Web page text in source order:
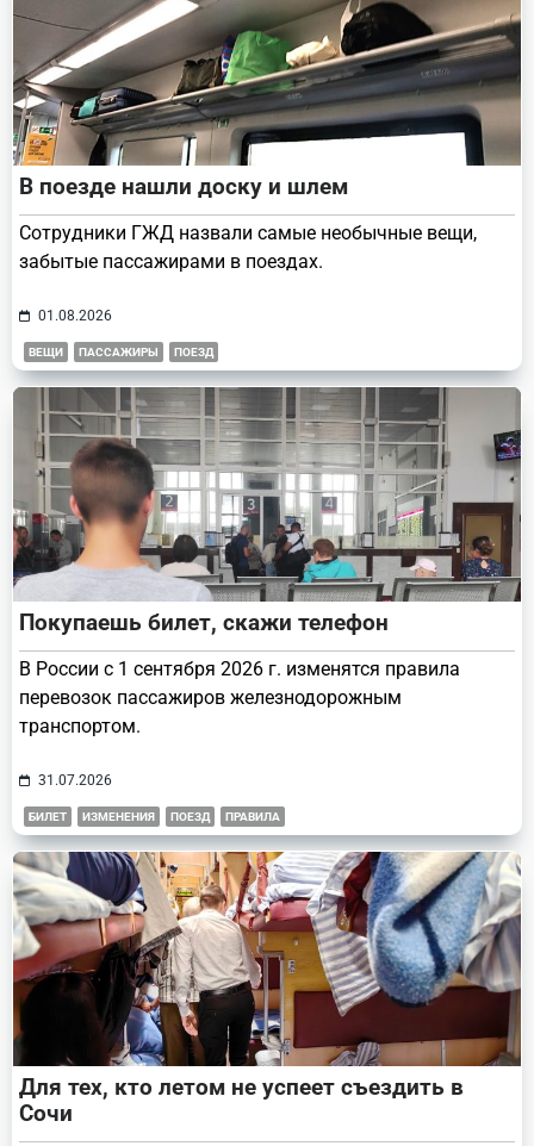
В поезде нашли доску и шлем
Сотрудники ГЖД назвали самые необычные вещи,
забытые пассажирами в поездах.
01.08.2026
ВЕЩИ ПАССАЖИРЫ ПОЕЗД
Покупаешь билет, скажи телефон
В России с 1 сентября 2026 г. изменятся правила
перевозок пассажиров железнодорожным
транспортом.
31.07.2026
БИЛЕТ ИЗМЕНЕНИЯ ПОЕЗД ПРАВИЛА
Для тех, кто летом не успеет съездить в
Сочи